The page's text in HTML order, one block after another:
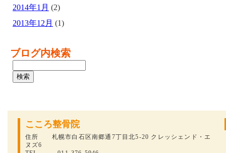
2014年1月 (2)
2013年12月 (1)
ブログ内検索
こころ整骨院
住所 札幌市白石区南郷通7丁目北5-20 クレッシェンド・エ
ヌズ6